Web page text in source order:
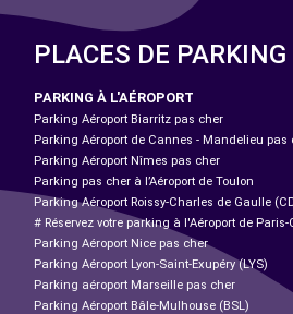
PLACES DE PARKING
PARKING À L'AÉROPORT
Parking Aéroport Biarritz pas cher
Parking Aéroport de Cannes - Mandelieu pas
Parking Aéroport Nîmes pas cher
Parking pas cher à l’Aéroport de Toulon
Parking Aéroport Roissy-Charles de Gaulle
# Réservez votre parking à l'Aéroport de
Parking Aéroport Nice pas cher
Parking Aéroport Lyon-Saint-Exupéry (LYS)
Parking aéroport Marseille pas cher
Parking Aéroport Bâle-Mulhouse (BSL)